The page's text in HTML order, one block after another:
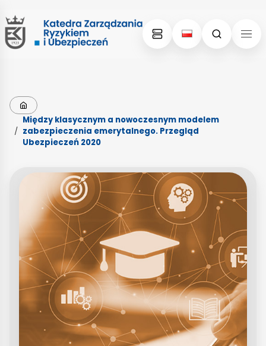
Skip
to
content
Skip
to
menu
Strona główna
/
Między klasycznym a nowoczesnym modelem
zabezpieczenia emerytalnego. Przegląd
Ubezpieczeń 2020